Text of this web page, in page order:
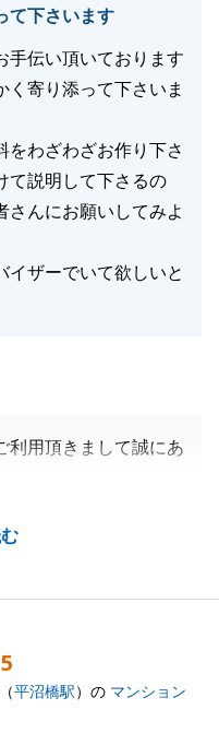
ことがございました
と思っております。
し上げます。
て下さいます
手伝い頂いております
く寄り添って下さいま
をわざわざお作り下さ
て説明して下さるの
さんにお願いしてみよ
イザーでいて欲しいと
利用頂きまして誠にあ
誠にありがとうござい
らっしゃいましたの
、お忙しい中にもかか
力頂きました事、誠に
5
（平沼橋駅）の マンション